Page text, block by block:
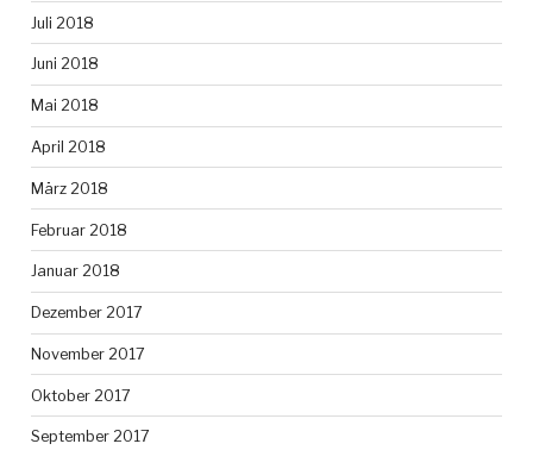
Juli 2018
Juni 2018
Mai 2018
April 2018
März 2018
Februar 2018
Januar 2018
Dezember 2017
November 2017
Oktober 2017
September 2017